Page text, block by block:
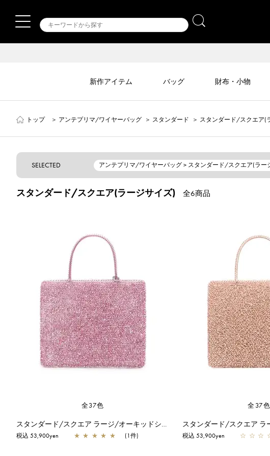
新作アイテム バッグ 財布・小物
トップ ＞ アンテプリマ/ワイヤーバッグ ＞ スタンダード ＞ スタンダード/スクエア(
SELECTED アンテプリマ/ワイヤーバッグ > スタンダード/スクエア(ラー
スタンダード/スクエア(ラージサイズ) 全6商品
全37色
スタンダード/スクエア ラージ/オーキッドシルバー
税込 53,900yen ★ ★ ★ ★ ★ (1件)
全37色
税込 53,900yen ☆ ☆ ☆